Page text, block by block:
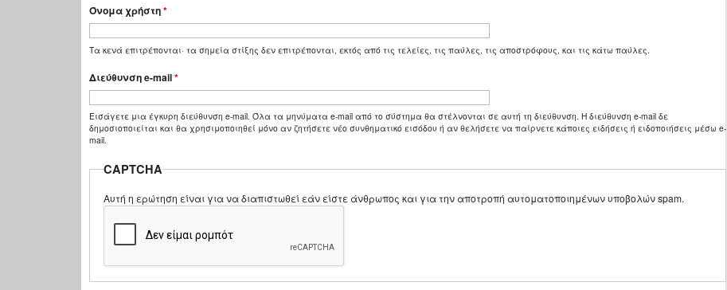
Όνομα χρήστη*
Τα κενά επιτρέπονται· τα σημεία στίξης δεν επιτρέπονται, εκτός από τις τελείες, τις παύλες, τις αποστρόφους, και τις κάτω παύλες.
Διεύθυνση e-mail*
Εισάγετε μια έγκυρη διεύθυνση e-mail. Όλα τα μηνύματα e-mail από το σύστημα θα στέλνονται σε αυτή τη διεύθυνση. Η διεύθυνση e-mail δε
δημοσιοποιείται και θα χρησιμοποιηθεί μόνο αν ζητήσετε νέο συνθηματικό εισόδου ή αν θελήσετε να παίρνετε κάποιες ειδήσεις ή ειδοποιήσεις μέσω e-
mail.
CAPTCHA
Αυτή η ερώτηση είναι για να διαπιστωθεί εάν είστε άνθρωπος και για την αποτροπή αυτοματοποιημένων υποβολών spam.